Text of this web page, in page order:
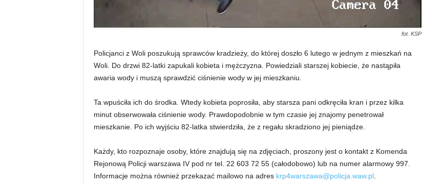
fot. KSP
Policjanci z Woli poszukują sprawców kradzieży, do której doszło 6 lutego w jednym z mieszkań na
Woli. Do drzwi 82-latki zapukali kobieta i mężczyzna. Powiedziali starszej kobiecie, że nastąpiła
awaria wody i muszą sprawdzić ciśnienie wody w jej mieszkaniu.
Ta wpuściła ich do środka. Wtedy kobieta poprosiła, aby starsza pani odkręciła kran i przez kilka
minut obserwowała ciśnienie wody. Prawdopodobnie w tym czasie jej znajomy penetrował
mieszkanie. Po ich wyjściu 82-latka stwierdziła, że z regału skradziono jej pieniądze.
Każdy, kto rozpoznaje osoby, które znajdują się na zdjęciach, proszony jest o kontakt z Komenda
Rejonową Policji warszawa IV pod nr tel. 22 603 72 55 (całodobowo) lub na numer alarmowy 997.
Informacje można również przekazać mailowo na adres krp4warszawa@policja.waw.pl.